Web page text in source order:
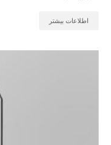
اطلاعات بیشتر